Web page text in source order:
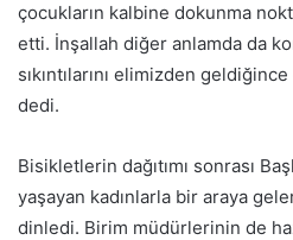
çocukların kalbine dokunma
etti. İnşallah diğer anlamda da
sıkıntılarını elimizden
dedi.
Bisikletlerin dağıtımı sonrası
yaşayan kadınlarla bir araya
dinledi. Birim müdürlerinin de